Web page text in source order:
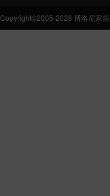
Copyright©2005-2026 博洛尼家